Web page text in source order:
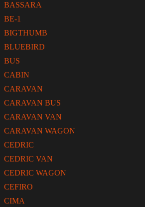
BASSARA
BE-1
BIGTHUMB
BLUEBIRD
BUS
CABIN
CARAVAN
CARAVAN BUS
CARAVAN VAN
CARAVAN WAGON
CEDRIC
CEDRIC VAN
CEDRIC WAGON
CEFIRO
CIMA